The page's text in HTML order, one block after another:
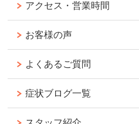
アクセス・営業時間
お客様の声
よくあるご質問
症状ブログ一覧